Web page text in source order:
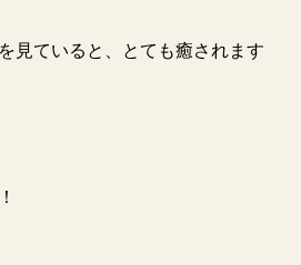
見ていると、とても癒されます